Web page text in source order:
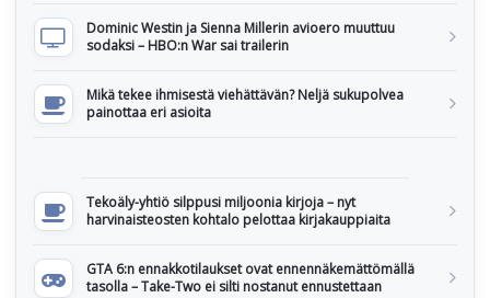
Dominic Westin ja Sienna Millerin avioero muuttuu
sodaksi – HBO:n War sai trailerin
Mikä tekee ihmisestä viehättävän? Neljä sukupolvea
painottaa eri asioita
Tekoäly-yhtiö silppusi miljoonia kirjoja – nyt
harvinaisteosten kohtalo pelottaa kirjakauppiaita
GTA 6:n ennakkotilaukset ovat ennennäkemättömällä
tasolla – Take-Two ei silti nostanut ennustettaan